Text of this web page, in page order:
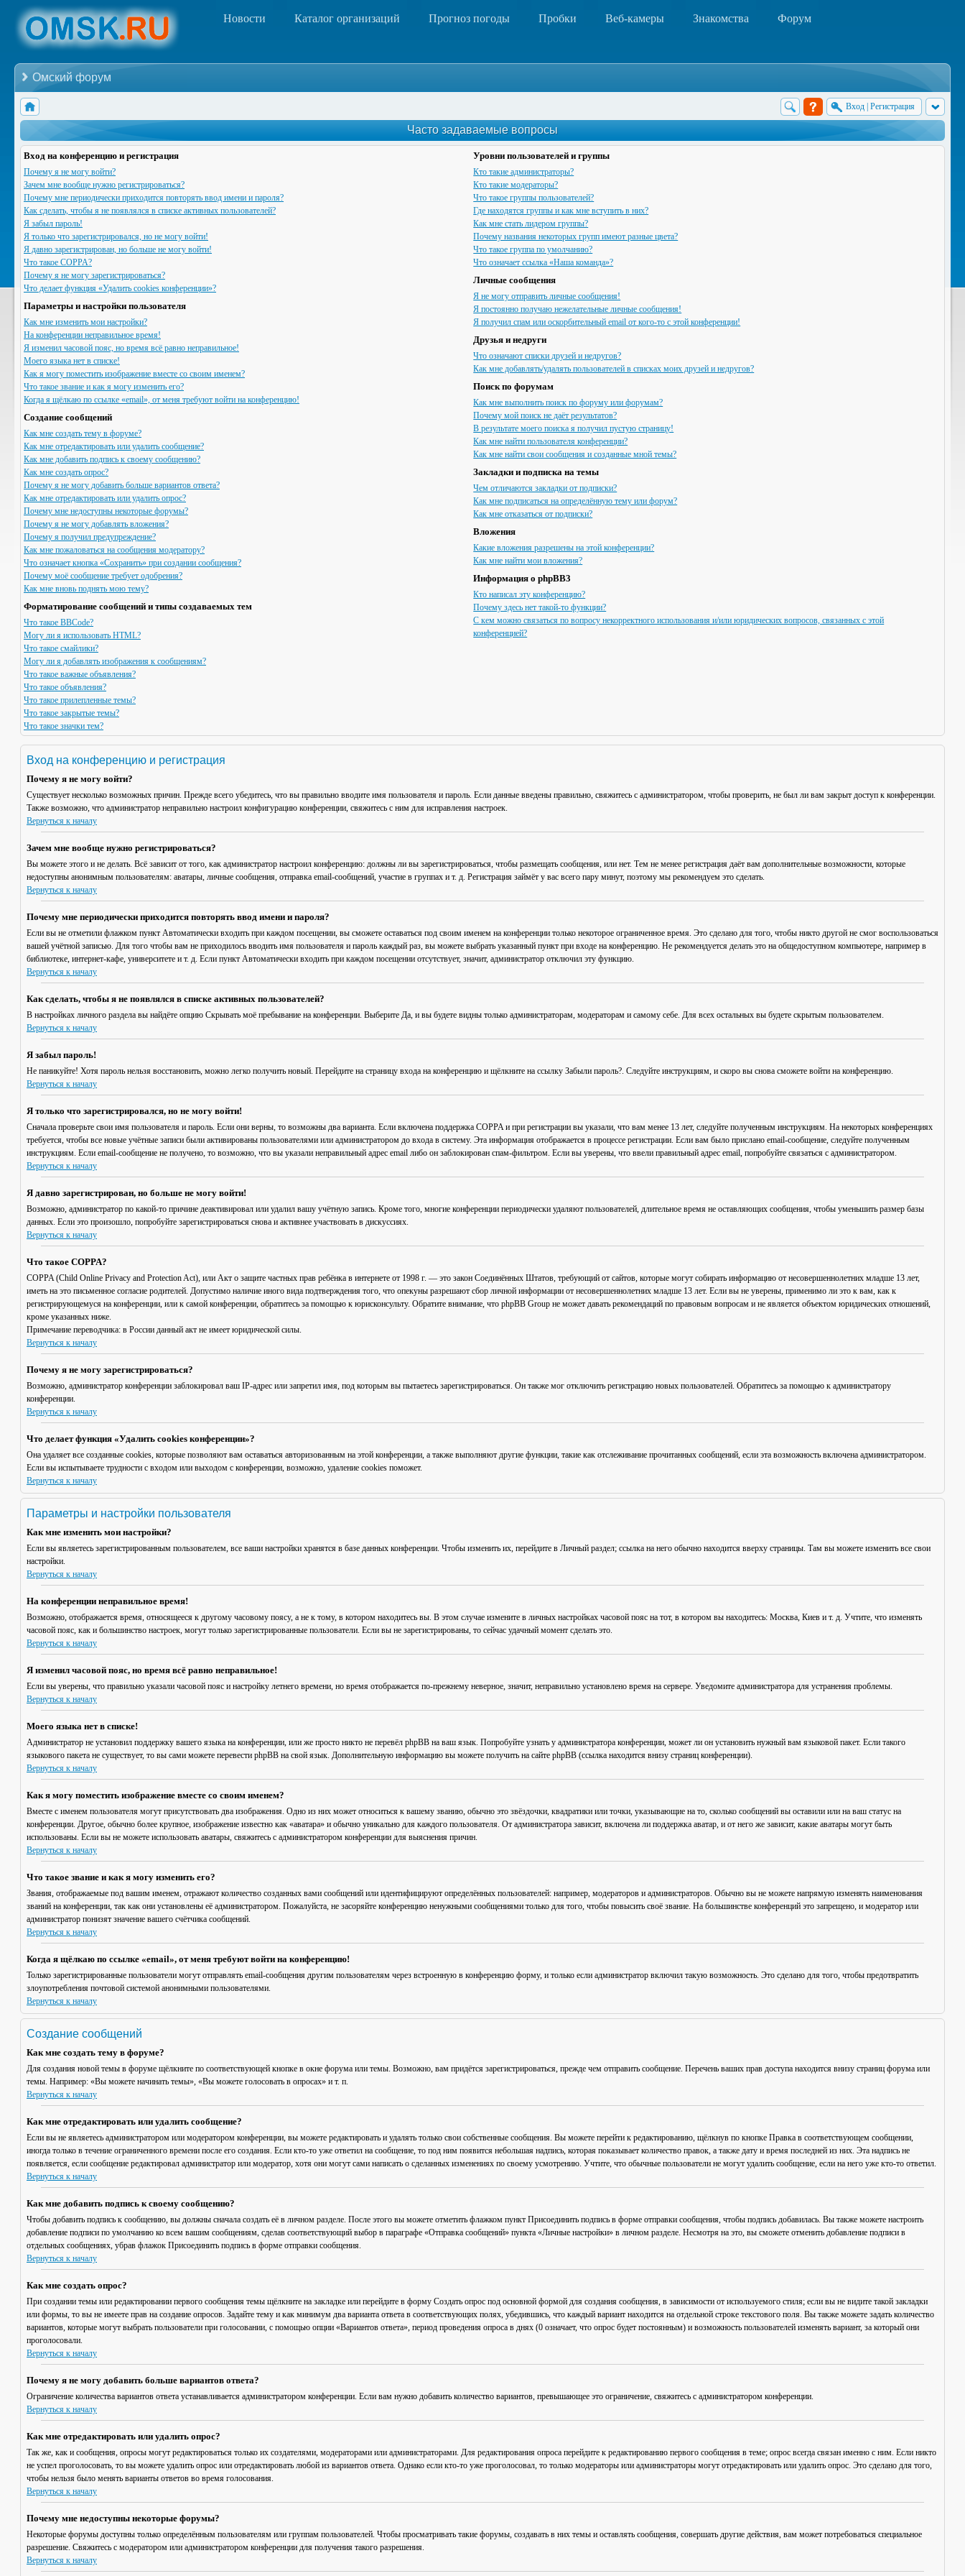
Новости Каталог организаций Прогноз погоды Пробки Веб-камеры Знакомства Форум
Омский форум
Вход Регистрация
Часто задаваемые вопросы
Вход на конференцию и регистрация
Почему я не могу войти?
Зачем мне вообще нужно регистрироваться?
Почему мне периодически приходится повторять ввод имени и пароля?
Как сделать, чтобы я не появлялся в списке активных пользователей?
Я забыл пароль!
Я только что зарегистрировался, но не могу войти!
Я давно зарегистрирован, но больше не могу войти!
Что такое COPPA?
Почему я не могу зарегистрироваться?
Что делает функция «Удалить cookies конференции»?
Параметры и настройки пользователя
Как мне изменить мои настройки?
На конференции неправильное время!
Я изменил часовой пояс, но время всё равно неправильное!
Моего языка нет в списке!
Как я могу поместить изображение вместе со своим именем?
Что такое звание и как я могу изменить его?
Когда я щёлкаю по ссылке «email», от меня требуют войти на конференцию!
Создание сообщений
Как мне создать тему в форуме?
Как мне отредактировать или удалить сообщение?
Как мне добавить подпись к своему сообщению?
Как мне создать опрос?
Почему я не могу добавить больше вариантов ответа?
Как мне отредактировать или удалить опрос?
Почему мне недоступны некоторые форумы?
Почему я не могу добавлять вложения?
Почему я получил предупреждение?
Как мне пожаловаться на сообщения модератору?
Что означает кнопка «Сохранить» при создании сообщения?
Почему моё сообщение требует одобрения?
Как мне вновь поднять мою тему?
Форматирование сообщений и типы создаваемых тем
Что такое BBCode?
Могу ли я использовать HTML?
Что такое смайлики?
Могу ли я добавлять изображения к сообщениям?
Что такое важные объявления?
Что такое объявления?
Что такое прилепленные темы?
Что такое закрытые темы?
Что такое значки тем?
Уровни пользователей и группы
Кто такие администраторы?
Кто такие модераторы?
Что такое группы пользователей?
Где находятся группы и как мне вступить в них?
Как мне стать лидером группы?
Почему названия некоторых групп имеют разные цвета?
Что такое группа по умолчанию?
Что означает ссылка «Наша команда»?
Личные сообщения
Я не могу отправить личные сообщения!
Я постоянно получаю нежелательные личные сообщения!
Я получил спам или оскорбительный email от кого-то с этой конференции!
Друзья и недруги
Что означают списки друзей и недругов?
Как мне добавлять/удалять пользователей в списках моих друзей и недругов?
Поиск по форумам
Как мне выполнить поиск по форуму или форумам?
Почему мой поиск не даёт результатов?
В результате моего поиска я получил пустую страницу!
Как мне найти пользователя конференции?
Как мне найти свои сообщения и созданные мной темы?
Закладки и подписка на темы
Чем отличаются закладки от подписки?
Как мне подписаться на определённую тему или форум?
Как мне отказаться от подписки?
Вложения
Какие вложения разрешены на этой конференции?
Как мне найти мои вложения?
Информация о phpBB3
Кто написал эту конференцию?
Почему здесь нет такой-то функции?
С кем можно связаться по вопросу некорректного использования и/или юридических вопросов, связанных с этой
конференцией?
Вход на конференцию и регистрация
Почему я не могу войти?
Существует несколько возможных причин. Прежде всего убедитесь, что вы правильно вводите имя пользователя и пароль. Если данные введены правильно, свяжитесь с администратором, чтобы проверить, не был ли вам закрыт доступ к конференции.
Также возможно, что администратор неправильно настроил конфигурацию конференции, свяжитесь с ним для исправления настроек.
Вернуться к началу
Зачем мне вообще нужно регистрироваться?
Вы можете этого и не делать. Всё зависит от того, как администратор настроил конференцию: должны ли вы зарегистрироваться, чтобы размещать сообщения, или нет. Тем не менее регистрация даёт вам дополнительные возможности, которые
недоступны анонимным пользователям: аватары, личные сообщения, отправка email-сообщений, участие в группах и т. д. Регистрация займёт у вас всего пару минут, поэтому мы рекомендуем это сделать.
Вернуться к началу
Почему мне периодически приходится повторять ввод имени и пароля?
Если вы не отметили флажком пункт Автоматически входить при каждом посещении, вы сможете оставаться под своим именем на конференции только некоторое ограниченное время. Это сделано для того, чтобы никто другой не смог воспользоваться
вашей учётной записью. Для того чтобы вам не приходилось вводить имя пользователя и пароль каждый раз, вы можете выбрать указанный пункт при входе на конференцию. Не рекомендуется делать это на общедоступном компьютере, например в
библиотеке, интернет-кафе, университете и т. д. Если пункт Автоматически входить при каждом посещении отсутствует, значит, администратор отключил эту функцию.
Вернуться к началу
Как сделать, чтобы я не появлялся в списке активных пользователей?
В настройках личного раздела вы найдёте опцию Скрывать моё пребывание на конференции. Выберите Да, и вы будете видны только администраторам, модераторам и самому себе. Для всех остальных вы будете скрытым пользователем.
Вернуться к началу
Я забыл пароль!
Не паникуйте! Хотя пароль нельзя восстановить, можно легко получить новый. Перейдите на страницу входа на конференцию и щёлкните на ссылку Забыли пароль?. Следуйте инструкциям, и скоро вы снова сможете войти на конференцию.
Вернуться к началу
Я только что зарегистрировался, но не могу войти!
Сначала проверьте свои имя пользователя и пароль. Если они верны, то возможны два варианта. Если включена поддержка COPPA и при регистрации вы указали, что вам менее 13 лет, следуйте полученным инструкциям. На некоторых конференциях
требуется, чтобы все новые учётные записи были активированы пользователями или администратором до входа в систему. Эта информация отображается в процессе регистрации. Если вам было прислано email-сообщение, следуйте полученным
инструкциям. Если email-сообщение не получено, то возможно, что вы указали неправильный адрес email либо он заблокирован спам-фильтром. Если вы уверены, что ввели правильный адрес email, попробуйте связаться с администратором.
Вернуться к началу
Я давно зарегистрирован, но больше не могу войти!
Возможно, администратор по какой-то причине деактивировал или удалил вашу учётную запись. Кроме того, многие конференции периодически удаляют пользователей, длительное время не оставляющих сообщения, чтобы уменьшить размер базы
данных. Если это произошло, попробуйте зарегистрироваться снова и активнее участвовать в дискуссиях.
Вернуться к началу
Что такое COPPA?
COPPA (Child Online Privacy and Protection Act), или Акт о защите частных прав ребёнка в интернете от 1998 г. — это закон Соединённых Штатов, требующий от сайтов, которые могут собирать информацию от несовершеннолетних младше 13 лет,
иметь на это письменное согласие родителей. Допустимо наличие иного вида подтверждения того, что опекуны разрешают сбор личной информации от несовершеннолетних младше 13 лет. Если вы не уверены, применимо ли это к вам, как к
регистрирующемуся на конференции, или к самой конференции, обратитесь за помощью к юрисконсульту. Обратите внимание, что phpBB Group не может давать рекомендаций по правовым вопросам и не является объектом юридических отношений,
кроме указанных ниже.
Примечание переводчика: в России данный акт не имеет юридической силы.
Вернуться к началу
Почему я не могу зарегистрироваться?
Возможно, администратор конференции заблокировал ваш IP-адрес или запретил имя, под которым вы пытаетесь зарегистрироваться. Он также мог отключить регистрацию новых пользователей. Обратитесь за помощью к администратору
конференции.
Вернуться к началу
Что делает функция «Удалить cookies конференции»?
Она удаляет все созданные cookies, которые позволяют вам оставаться авторизованным на этой конференции, а также выполняют другие функции, такие как отслеживание прочитанных сообщений, если эта возможность включена администратором.
Если вы испытываете трудности с входом или выходом с конференции, возможно, удаление cookies поможет.
Вернуться к началу
Параметры и настройки пользователя
Как мне изменить мои настройки?
Если вы являетесь зарегистрированным пользователем, все ваши настройки хранятся в базе данных конференции. Чтобы изменить их, перейдите в Личный раздел; ссылка на него обычно находится вверху страницы. Там вы можете изменить все свои
настройки.
Вернуться к началу
На конференции неправильное время!
Возможно, отображается время, относящееся к другому часовому поясу, а не к тому, в котором находитесь вы. В этом случае измените в личных настройках часовой пояс на тот, в котором вы находитесь: Москва, Киев и т. д. Учтите, что изменять
часовой пояс, как и большинство настроек, могут только зарегистрированные пользователи. Если вы не зарегистрированы, то сейчас удачный момент сделать это.
Вернуться к началу
Я изменил часовой пояс, но время всё равно неправильное!
Если вы уверены, что правильно указали часовой пояс и настройку летнего времени, но время отображается по-прежнему неверное, значит, неправильно установлено время на сервере. Уведомите администратора для устранения проблемы.
Вернуться к началу
Моего языка нет в списке!
Администратор не установил поддержку вашего языка на конференции, или же просто никто не перевёл phpBB на ваш язык. Попробуйте узнать у администратора конференции, может ли он установить нужный вам языковой пакет. Если такого
языкового пакета не существует, то вы сами можете перевести phpBB на свой язык. Дополнительную информацию вы можете получить на сайте phpBB (ссылка находится внизу страниц конференции).
Вернуться к началу
Как я могу поместить изображение вместе со своим именем?
Вместе с именем пользователя могут присутствовать два изображения. Одно из них может относиться к вашему званию, обычно это звёздочки, квадратики или точки, указывающие на то, сколько сообщений вы оставили или на ваш статус на
конференции. Другое, обычно более крупное, изображение известно как «аватара» и обычно уникально для каждого пользователя. От администратора зависит, включена ли поддержка аватар, и от него же зависит, какие аватары могут быть
использованы. Если вы не можете использовать аватары, свяжитесь с администратором конференции для выяснения причин.
Вернуться к началу
Что такое звание и как я могу изменить его?
Звания, отображаемые под вашим именем, отражают количество созданных вами сообщений или идентифицируют определённых пользователей: например, модераторов и администраторов. Обычно вы не можете напрямую изменять наименования
званий на конференции, так как они установлены её администратором. Пожалуйста, не засоряйте конференцию ненужными сообщениями только для того, чтобы повысить своё звание. На большинстве конференций это запрещено, и модератор или
администратор понизят значение вашего счётчика сообщений.
Вернуться к началу
Когда я щёлкаю по ссылке «email», от меня требуют войти на конференцию!
Только зарегистрированные пользователи могут отправлять email-сообщения другим пользователям через встроенную в конференцию форму, и только если администратор включил такую возможность. Это сделано для того, чтобы предотвратить
злоупотребления почтовой системой анонимными пользователями.
Вернуться к началу
Создание сообщений
Как мне создать тему в форуме?
Для создания новой темы в форуме щёлкните по соответствующей кнопке в окне форума или темы. Возможно, вам придётся зарегистрироваться, прежде чем отправить сообщение. Перечень ваших прав доступа находится внизу страниц форума или
темы. Например: «Вы можете начинать темы», «Вы можете голосовать в опросах» и т. п.
Вернуться к началу
Как мне отредактировать или удалить сообщение?
Если вы не являетесь администратором или модератором конференции, вы можете редактировать и удалять только свои собственные сообщения. Вы можете перейти к редактированию, щёлкнув по кнопке Правка в соответствующем сообщении,
иногда только в течение ограниченного времени после его создания. Если кто-то уже ответил на сообщение, то под ним появится небольшая надпись, которая показывает количество правок, а также дату и время последней из них. Эта надпись не
появляется, если сообщение редактировал администратор или модератор, хотя они могут сами написать о сделанных изменениях по своему усмотрению. Учтите, что обычные пользователи не могут удалить сообщение, если на него уже кто-то ответил.
Вернуться к началу
Как мне добавить подпись к своему сообщению?
Чтобы добавить подпись к сообщению, вы должны сначала создать её в личном разделе. После этого вы можете отметить флажком пункт Присоединить подпись в форме отправки сообщения, чтобы подпись добавилась. Вы также можете настроить
добавление подписи по умолчанию ко всем вашим сообщениям, сделав соответствующий выбор в параграфе «Отправка сообщений» пункта «Личные настройки» в личном разделе. Несмотря на это, вы сможете отменить добавление подписи в
отдельных сообщениях, убрав флажок Присоединить подпись в форме отправки сообщения.
Вернуться к началу
Как мне создать опрос?
При создании темы или редактировании первого сообщения темы щёлкните на закладке или перейдите в форму Создать опрос под основной формой для создания сообщения, в зависимости от используемого стиля; если вы не видите такой закладки
или формы, то вы не имеете прав на создание опросов. Задайте тему и как минимум два варианта ответа в соответствующих полях, убедившись, что каждый вариант находится на отдельной строке текстового поля. Вы также можете задать количество
вариантов, которые могут выбрать пользователи при голосовании, с помощью опции «Вариантов ответа», период проведения опроса в днях (0 означает, что опрос будет постоянным) и возможность пользователей изменять вариант, за который они
проголосовали.
Вернуться к началу
Почему я не могу добавить больше вариантов ответа?
Ограничение количества вариантов ответа устанавливается администратором конференции. Если вам нужно добавить количество вариантов, превышающее это ограничение, свяжитесь с администратором конференции.
Вернуться к началу
Как мне отредактировать или удалить опрос?
Так же, как и сообщения, опросы могут редактироваться только их создателями, модераторами или администраторами. Для редактирования опроса перейдите к редактированию первого сообщения в теме; опрос всегда связан именно с ним. Если никто
не успел проголосовать, то вы можете удалить опрос или отредактировать любой из вариантов ответа. Однако если кто-то уже проголосовал, то только модераторы или администраторы могут отредактировать или удалить опрос. Это сделано для того,
чтобы нельзя было менять варианты ответов во время голосования.
Вернуться к началу
Почему мне недоступны некоторые форумы?
Некоторые форумы доступны только определённым пользователям или группам пользователей. Чтобы просматривать такие форумы, создавать в них темы и оставлять сообщения, совершать другие действия, вам может потребоваться специальное
разрешение. Свяжитесь с модератором или администратором конференции для получения такого разрешения.
Вернуться к началу